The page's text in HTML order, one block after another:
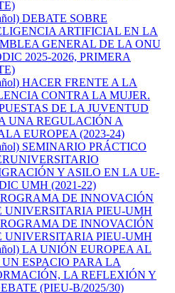
DEBATE SOBRE
ARTIFICIAL EN LA
GENERAL DE LA ONU
2025-2026, PRIMERA
HACER FRENTE A LA
CONTRA LA MUJER.
DE LA JUVENTUD
UNA REGULACIÓN A
EUROPEA (2023-24)
SEMINARIO PRÁCTICO
Y ASILO EN LA UE-
UMH (2021-22)
DE INNOVACIÓN
UNIVERSITARIA PIEU-UMH
DE INNOVACIÓN
UNIVERSITARIA PIEU-UMH
LA UNIÓN EUROPEA AL
ESPACIO PARA LA
LA REFLEXIÓN Y
(PIEU-B/2025/30)